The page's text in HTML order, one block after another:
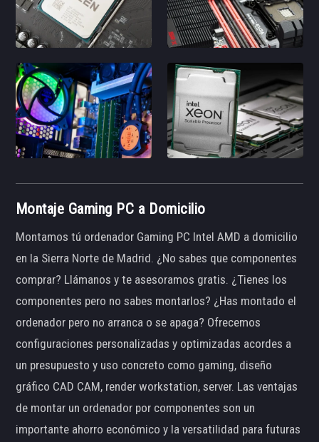
Montaje Gaming PC a Domicilio
Montamos tú ordenador Gaming PC Intel AMD a domicilio
en la Sierra Norte de Madrid. ¿No sabes que componentes
comprar? Llámanos y te asesoramos gratis. ¿Tienes los
componentes pero no sabes montarlos? ¿Has montado el
ordenador pero no arranca o se apaga? Ofrecemos
configuraciones personalizadas y optimizadas acordes a
un presupuesto y uso concreto como gaming, diseño
gráfico CAD CAM, render workstation, server. Las ventajas
de montar un ordenador por componentes son un
importante ahorro económico y la versatilidad para futuras